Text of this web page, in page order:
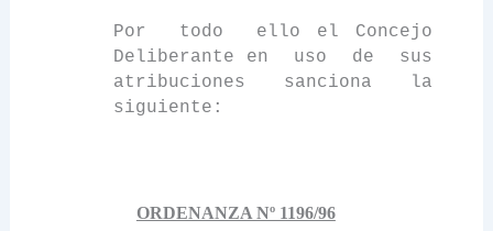
Por todo
ello el Concejo
Deliberante en
uso de
sus
atribuciones sanciona la
siguiente:
ORDENANZA Nº 1196/96